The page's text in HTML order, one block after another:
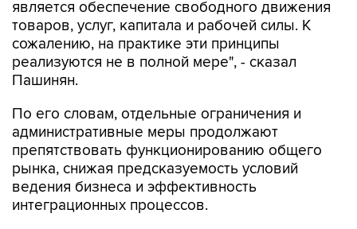
является обеспечение свободного движения
товаров, услуг, капитала и рабочей силы. К
сожалению, на практике эти принципы
реализуются не в полной мере", - сказал
Пашинян.
По его словам, отдельные ограничения и
административные меры продолжают
препятствовать функционированию общего
рынка, снижая предсказуемость условий
ведения бизнеса и эффективность
интеграционных процессов.